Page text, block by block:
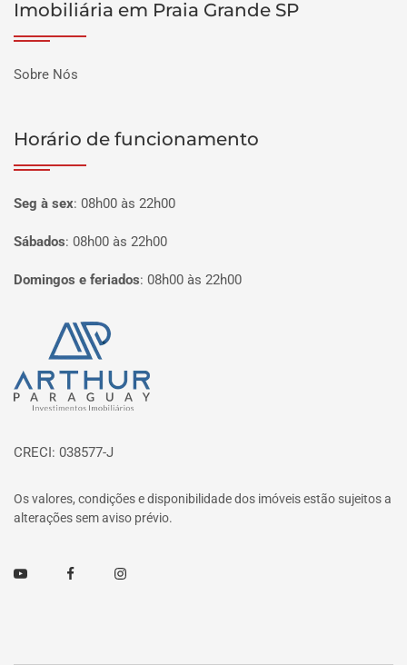
Imobiliária em Praia Grande SP
Sobre Nós
Horário de funcionamento
Seg à sex: 08h00 às 22h00
Sábados: 08h00 às 22h00
Domingos e feriados: 08h00 às 22h00
Página inicial
CRECI: 038577-J
Os valores, condições e disponibilidade dos imóveis estão sujeitos a
alterações sem aviso prévio.
Youtube FacebookInstagram